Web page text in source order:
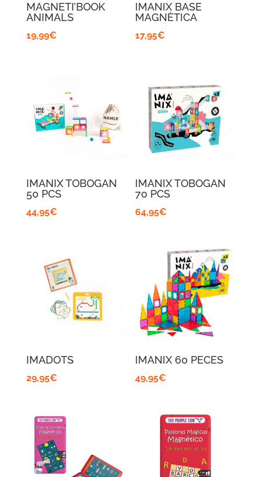
MAGNETI’BOOK
ANIMALS
19,99€
IMANIX BASE
MAGNÈTICA
17,95€
IMANIX TOBOGAN
50 PCS
44,95€
IMANIX TOBOGAN
70 PCS
64,95€
IMADOTS
29,95€
IMANIX 60 PECES
49,95€